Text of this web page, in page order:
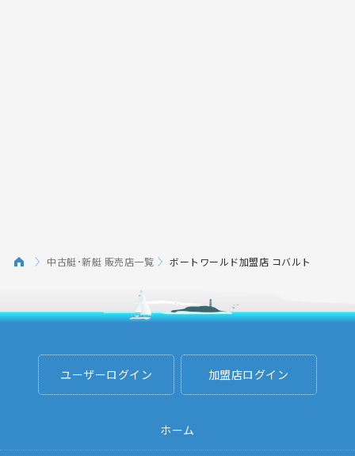
中古艇･新艇 販売店一覧 ボートワールド加盟店 コバルト
ユーザーログイン 加盟店ログイン
ホーム